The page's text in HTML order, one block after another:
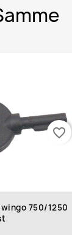
750/1250
favorite_border